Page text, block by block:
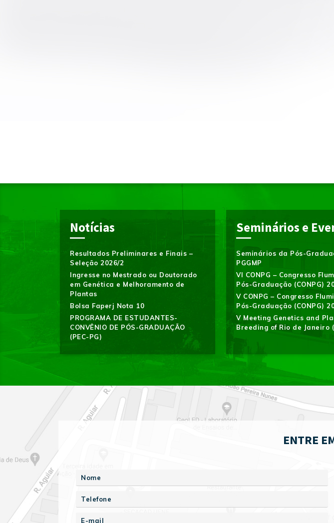
Notícias
Resultados Preliminares e Finais –
Seleção 2026/2
Ingresse no Mestrado ou Doutorado
em Genética e Melhoramento de
Plantas
Bolsa Faperj Nota 10
PROGRAMA DE ESTUDANTES-
CONVÊNIO DE PÓS-GRADUAÇÃO
(PEC-PG)
Seminários e
Seminários da Pós-
PGGMP
VI CONPG – Congresso
Pós-Graduação (CONPG)
V CONPG – Congresso
Pós-Graduação (CONPG)
V Meeting Genetics and
Breeding of Rio de Janeiro
ENTRE